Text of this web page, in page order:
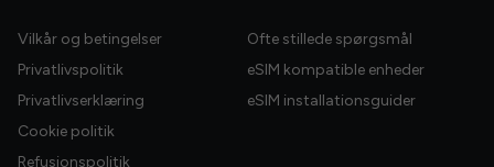
Vilkår og betingelser
Privatlivspolitik
Privatlivserklæring
Cookie politik
Refusionspolitik
Ofte stillede spørgsmål
eSIM kompatible enheder
eSIM installationsguider